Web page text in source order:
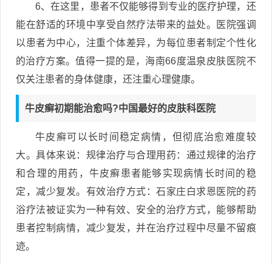
6、在这里，患者不仅能够得到专业的医疗护理，还
能在舒适的环境中享受自然疗法带来的益处。医院强调
以患者为中心，注重个体差异，为每位患者制定个性化
的治疗方案。值得一提的是，海南66度温泉皮肤医院不
仅关注患者的身体健康，还注重心理健康。
牛皮癣初期能治愈吗?中国最好的皮肤科医院
牛皮癣可以长时间稳定病情，但彻底治愈难度较
大。具体来说：规律治疗与合理用药：通过规律的治疗
和合理的用药，牛皮癣患者能够实现病情长时间的稳
定，减少复发。有效治疗方式：石家庄白求恩医院的药
浴疗法被证实为一种有效、安全的治疗方式，能够帮助
患者控制病情，减少复发，并在治疗过程中尽量不留痕
迹。